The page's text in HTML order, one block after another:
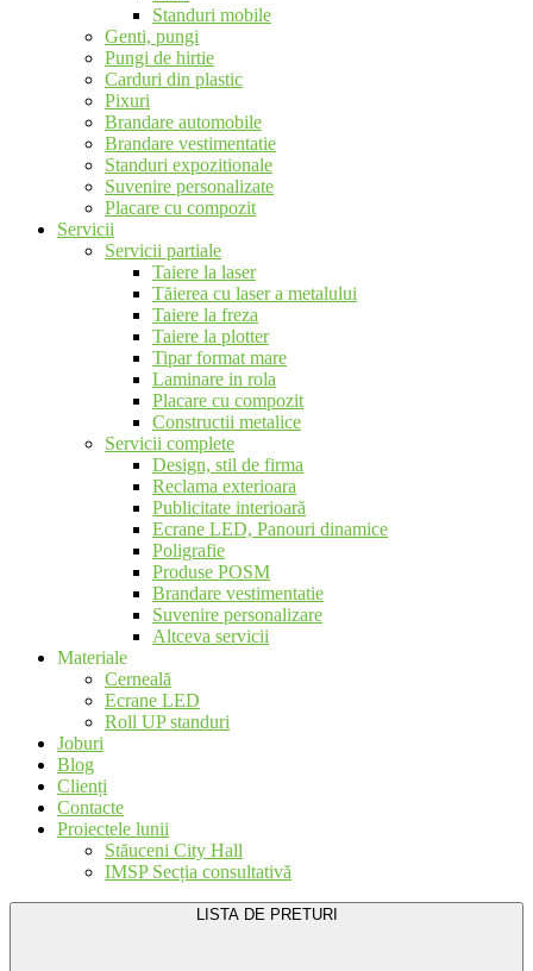
Standuri mobile
Genti, pungi
Pungi de hirtie
Carduri din plastic
Pixuri
Brandare automobile
Brandare vestimentatie
Standuri expozitionale
Suvenire personalizate
Placare cu compozit
Servicii
Servicii partiale
Taiere la laser
Tăierea cu laser a metalului
Taiere la freza
Taiere la plotter
Tipar format mare
Laminare in rola
Placare cu compozit
Constructii metalice
Servicii complete
Design, stil de firma
Reclama exterioara
Publicitate interioară
Ecrane LED, Panouri dinamice
Poligrafie
Produse POSM
Brandare vestimentatie
Suvenire personalizare
Altceva servicii
Materiale
Cerneală
Ecrane LED
Roll UP standuri
Joburi
Blog
Clienți
Contacte
Proiectele lunii
Stăuceni City Hall
IMSP Secția consultativă
LISTA DE PRETURI